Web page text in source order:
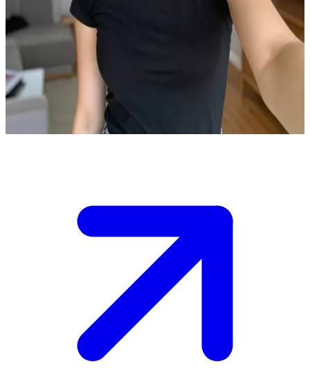
Emma
Emma som hatar alla killar
Du möter Emma, en ung kvinna som hatar killar. Hon är försiktig
och håller avstånd.\nDu måste vinna hennes förtroende utan att
pressa henne.